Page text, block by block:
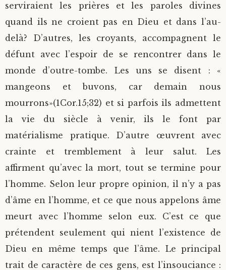
serviraient les prières et les paroles divines
quand ils ne croient pas en Dieu et dans l’au-
delà? D’autres, les croyants, accompagnent le
défunt avec l’espoir de se rencontrer dans le
monde d’outre-tombe. Les uns se disent : «
mangeons et buvons, car demain nous
mourrons»(1Cor.15;32) et si parfois ils admettent
la vie du siècle à venir, ils le font par
matérialisme pratique. D’autre œuvrent avec
crainte et tremblement à leur salut. Les
affirment qu’avec la mort, tout se termine pour
l’homme. Selon leur propre opinion, il n’y a pas
d’âme en l’homme, et ce que nous appelons âme
meurt avec l’homme selon eux. C’est ce que
prétendent seulement qui nient l’existence de
Dieu en même temps que l’âme. Le principal
trait de caractère de ces gens, est l’insouciance :